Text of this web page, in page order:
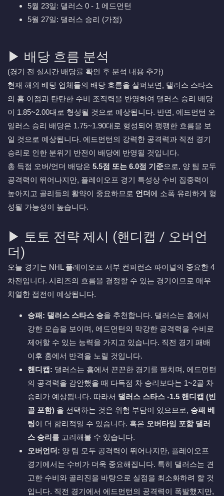
5월 23일: 댈러스 0 - 1 에드먼턴
5월 27일: 댈러스 승리 (가정)
▶ 배당 흐름 분석
(경기 전 실시간 배당률 확인 후 분석 내용 추가)
현재 해외 베팅 업체들의 배당 흐름을 살펴보면, 댈러스 스타스
의 홈 이점과 탄탄한 수비 조직력을 반영하여 댈러스 승리 배당
이 1.85~2.00대로 형성될 것으로 예상됩니다. 반면, 에드먼턴 오
일러스 승리 배당은 1.75~1.90대로 형성되어 팽팽한 흐름을 보
일 것으로 예상됩니다. 에드먼턴의 강력한 공격력과 직전 경기
승리로 인한 분위기 반전이 배당에 반영될 것입니다.
총 득점 오버/언더 배당은 5.5점 또는 6.0점 기준으로, 양 팀 모두
공격력이 뛰어나지만, 플레이오프 경기 특성상 수비 집중력이
높아지고 골리들의 활약이 중요하므로 언더에 소폭 유리하게 형
성될 가능성이 높습니다.
▶ 토토 전략 제시 (핸디캡 / 오버언
더)
오늘 경기는 NHL 플레이오프 서부 컨퍼런스 파이널의 중요한 4
차전입니다. 시리즈의 흐름을 결정할 수 있는 경기이므로 매우
치열한 접전이 예상됩니다.
승패: 댈러스 스타스 승을 추천합니다. 댈러스는 홈에서
강한 모습을 보이며, 에드먼턴의 막강한 공격력을 수비로
제어할 수 있는 능력을 가지고 있습니다. 직전 경기 패배
이후 홈에서 반격을 노릴 것입니다.
핸디캡: 댈러스는 홈에서 끈끈한 경기를 펼치며, 에드먼턴
의 공격력을 감안했을 때 다득점 차 승리보다는 1~2골 차
승리가 예상됩니다. 따라서 댈러스 스타스 -1.5 핸디캡 (빈
골 포함) 을 선택하는 것은 위험 부담이 있으므로, 승패 베
팅이 더 합리적일 수 있습니다. 혹은 오버타임 포함 댈러
스 승리를 고려해볼 수 있습니다.
오버언더: 양 팀 모두 공격력이 뛰어나지만, 플레이오프
경기에서는 수비가 더욱 중요해집니다. 특히 댈러스는 견
고한 수비와 골리진을 바탕으로 실점을 최소화하려 할 것
입니다. 직전 경기에서 에드먼턴의 공격력이 폭발했지만,